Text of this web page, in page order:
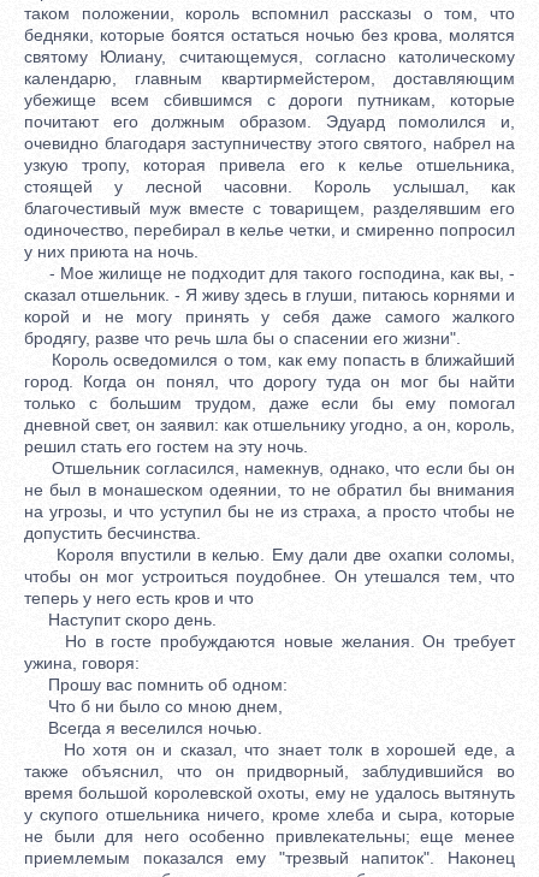
таком положении, король вспомнил рассказы о том, что
бедняки, которые боятся остаться ночью без крова, молятся
святому Юлиану, считающемуся, согласно католическому
календарю, главным квартирмейстером, доставляющим
убежище всем сбившимся с дороги путникам, которые
почитают его должным образом. Эдуард помолился и,
очевидно благодаря заступничеству этого святого, набрел на
узкую тропу, которая привела его к келье отшельника,
стоящей у лесной часовни. Король услышал, как
благочестивый муж вместе с товарищем, разделявшим его
одиночество, перебирал в келье четки, и смиренно попросил
у них приюта на ночь.
- Мое жилище не подходит для такого господина, как вы, -
сказал отшельник. - Я живу здесь в глуши, питаюсь корнями и
корой и не могу принять у себя даже самого жалкого
бродягу, разве что речь шла бы о спасении его жизни".
Король осведомился о том, как ему попасть в ближайший
город. Когда он понял, что дорогу туда он мог бы найти
только с большим трудом, даже если бы ему помогал
дневной свет, он заявил: как отшельнику угодно, а он, король,
решил стать его гостем на эту ночь.
Отшельник согласился, намекнув, однако, что если бы он
не был в монашеском одеянии, то не обратил бы внимания
на угрозы, и что уступил бы не из страха, а просто чтобы не
допустить бесчинства.
Короля впустили в келью. Ему дали две охапки соломы,
чтобы он мог устроиться поудобнее. Он утешался тем, что
теперь у него есть кров и что
Наступит скоро день.
Но в госте пробуждаются новые желания. Он требует
ужина, говоря:
Прошу вас помнить об одном:
Что б ни было со мною днем,
Всегда я веселился ночью.
Но хотя он и сказал, что знает толк в хорошей еде, а
также объяснил, что он придворный, заблудившийся во
время большой королевской охоты, ему не удалось вытянуть
у скупого отшельника ничего, кроме хлеба и сыра, которые
не были для него особенно привлекательны; еще менее
приемлемым показался ему "трезвый напиток". Наконец